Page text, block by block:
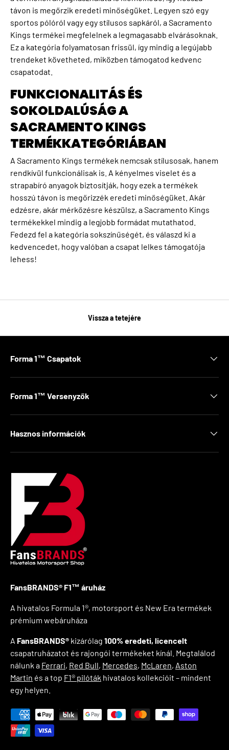
távon is megőrzik eredeti minőségüket. Legyen szó egy
sportos pólóról vagy egy stílusos sapkáról, a Sacramento
Kings termékei megfelelnek a legmagasabb elvárásoknak.
Ez a kategória folyamatosan frissül, így mindig a legújabb
trendeket követheted, miközben támogatod kedvenc
csapatodat.
FUNKCIONALITÁS ÉS
SOKOLDALÚSÁG A
SACRAMENTO KINGS
TERMÉKKATEGÓRIÁBAN
A Sacramento Kings termékek nemcsak stílusosak, hanem
rendkívül funkcionálisak is. A kényelmes viselet és a
strapabíró anyagok biztosítják, hogy ezek a termékek
hosszú távon is megőrizzék eredeti minőségüket. Akár
edzésre, akár mérkőzésre készülsz, a Sacramento Kings
termékekkel mindig a legjobb formádat mutathatod.
Fedezd fel a kategória sokszínűségét, és válaszd ki a
kedvencedet, hogy valóban a csapat lelkes támogatója
lehess!
Vissza a tetejére
Forma 1™ Csapatok
Forma 1™ Versenyzők
Hasznos információk
FansBRANDS® F1™ áruház
A hivatalos Formula 1®, motorsport és New Era termékek
prémium webáruháza
A FansBRANDS® kizárólag 100% eredeti, licencelt
csapatruházatot és rajongói termékeket kínál. Megtalálod
nálunk a Ferrari, Red Bull, Mercedes, McLaren, Aston
Martin és a top F1® pilóták hivatalos kollekcióit – mindent
egy helyen.
Elfogadott fizetési módok